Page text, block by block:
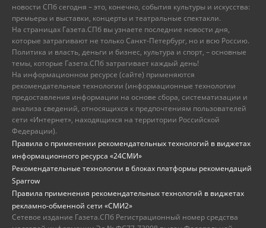
новости СПб сегодня – это, конечно, события культуры и искусства:
премьеры и выставки, концерты и театральные спектакли.
На страницах Газета.СПб вы узнаете последние новости дня,
которые затрагивают не только Санкт-Петербург, но и всю Россию.
Политика и власть, деньги и бизнес, культура и спорт, – основные
темы, которые Газета.СПб затрагивает каждый день!
На информационном ресурсе (сайте) применяются
рекомендательные технологии (информационные технологии
предоставления информации на основе сбора, систематизации и
анализа сведений, относящихся к предпочтениям пользователей
сети «Интернет», находящихся на территории Российской
Федерации).
Правила о применении рекомендательных технологий в виджетах
информационного ресурса «24СМИ»
Рекомендательные технологии в блоках платформы рекомендаций
Sparrow
Правила применения рекомендательных технологий в виджетах
рекламно-обменной сети «СМИ2»
Сетевое издание Газета.СПб Регистрационный номер средства